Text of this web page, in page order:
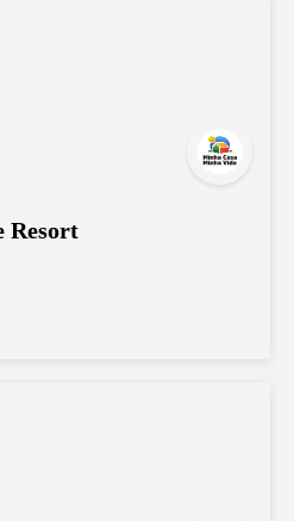
Resort